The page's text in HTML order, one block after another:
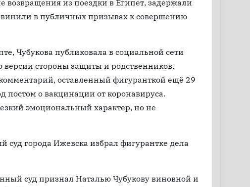
возвращения из поездки в Египет, задержали
в публичных призывах к совершению
Чубукова публиковала в социальной сети
стороны защиты и родственников,
оставленный фигуранткой ещё 29
постом о вакцинации от коронавируса.
эмоциональный характер, но не
города Ижевска избрал фигурантке дела
суд признал Наталью Чубукову виновной и